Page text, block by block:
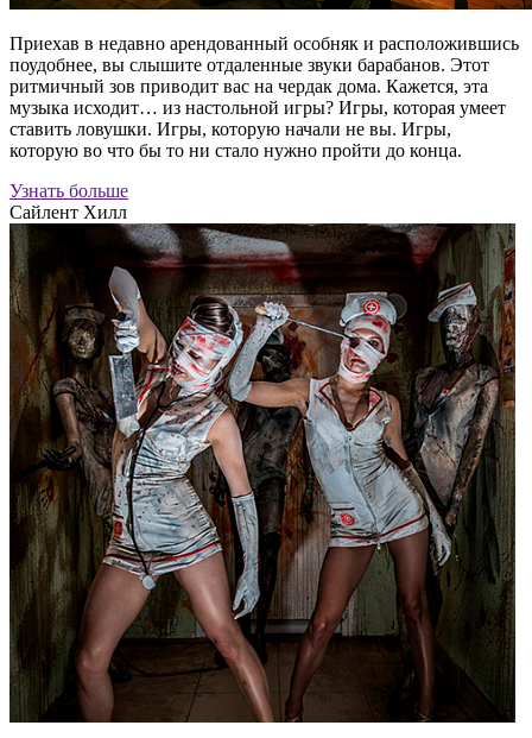
Приехав в недавно арендованный особняк и расположившись
поудобнее, вы слышите отдаленные звуки барабанов. Этот
ритмичный зов приводит вас на чердак дома. Кажется, эта
музыка исходит… из настольной игры? Игры, которая умеет
ставить ловушки. Игры, которую начали не вы. Игры,
которую во что бы то ни стало нужно пройти до конца.
Узнать больше
Сайлент Хилл